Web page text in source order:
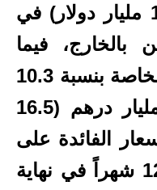
185.9 مليار درهم (18.5 مليار دولار) في
بالخارج، فيما
زادت ودائع المقاولات الخاصة بنسبة 10.3
في المائة إلى 165.1 مليار درهم (16.5
الفائدة على
الودائع لأجل 6 أشهر و12 شهراً في نهاية